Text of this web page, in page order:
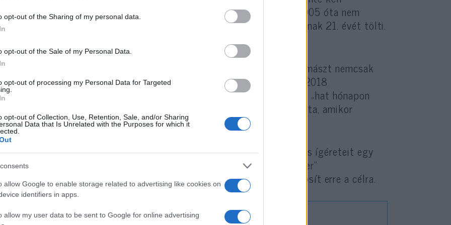
opt-out of the Sharing of my personal data.
opt-out of the Sale of my Personal Data.
opt-out of processing my Personal Data for Targeted
opt-out of Collection, Use, Retention, Sale, and/or Sharing
Data that Is Unrelated with the Purposes for which it
allow Google to enable storage related to advertising like cookies on
identifiers in apps.
allow my user data to be sent to Google for online advertising
és az elnök csak egyszer választható újra. Ennek ellenére 2005 óta nem
választásokat. Mahmúd Abbász jelenleg első négyéves ciklusának 21. évét tölti.
kérésére a nemzetközileg terrorszervezetként nyilvántartott Hamászt nemcsak
engedték indulni, de a 132 parlamenti helyből 74-et meg is nyert. 2018
Abbász feloszlatta a régóta nem működő parlamentet, és „hat hónapon
új választást ígért, amit 2021 májusára terveztek, de később lefújta, amikor
vált, hogy a Hamász újra győzne.
Unió még mindig hajlandó elfogadni a Palesztin Hatóság üres ígéreteit egy
átlátható, hatékony és fenntartható kormányzati rendszer”
és újabb, egyre nagyobb összegű támogatásokat folyósít erre a célra.